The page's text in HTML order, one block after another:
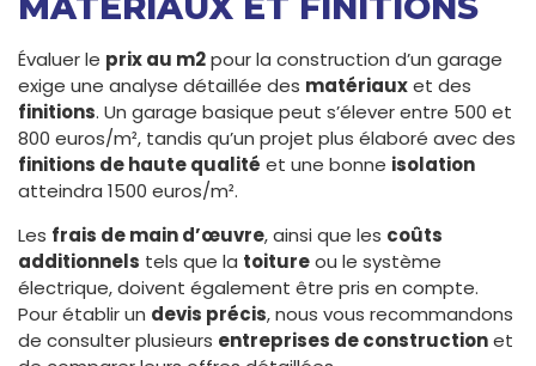
Évaluer le prix au m2pour la construction d’un garage
exige une analyse détaillée des matériauxet des
finitions. Un garage basique peut s’élever entre 500 et
800 euros/m², tandis qu’un projet plus élaboré avec des
finitions de haute qualité et une bonne isolation
atteindra 1500 euros/m².
Les frais de main d’œuvre, ainsi que les coûts
additionnels tels que la toitureou le système
électrique, doivent également être pris en compte.
Pour établir un devis précis, nous vous recommandons
de consulter plusieurs entreprises de constructionet